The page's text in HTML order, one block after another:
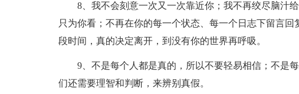
8、我不会刻意一次又一次靠近你；我不再绞尽脑汁给
只为你看；不再在你的每一个状态、每一个日志下留言
段时间，真的决定离开，到没有你的世界再呼吸。
9、不是每个人都是真的，所以不要轻易相信；不是每
们还需要理智和判断，来辨别真假。